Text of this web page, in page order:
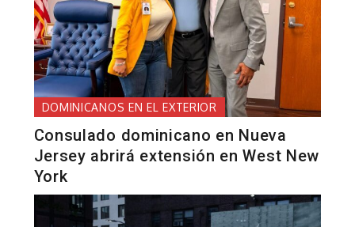
DOMINICANOS EN EL EXTERIOR
Consulado dominicano en Nueva
Jersey abrirá extensión en West New
York